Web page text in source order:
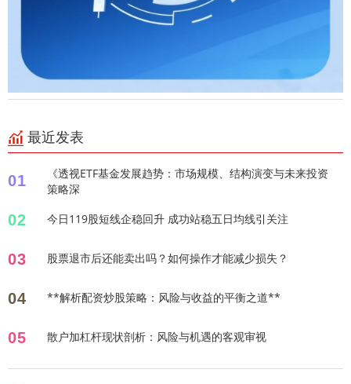
最近发表
01
《透视ETF基金发展趋势：市场规模、结构演变与未来投资
策略深
02 今日119股短线企稳回升 成功站稳五日均线引关注
03 股票退市后还能卖出吗？如何操作才能减少损失？
04 **解析配资炒股策略：风险与收益的平衡之道**
05 散户加杠杆现状剖析：风险与机遇的客观审视